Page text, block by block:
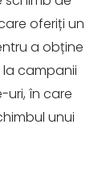
oferiți un
a obține
la campanii
uri, în care
unui